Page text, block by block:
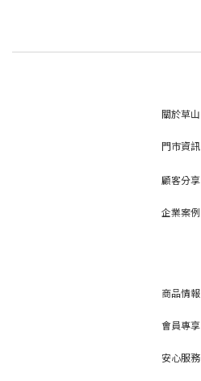
關於草山
門市資訊
顧客分享
企業案例
商品情報
會員專享
安心服務